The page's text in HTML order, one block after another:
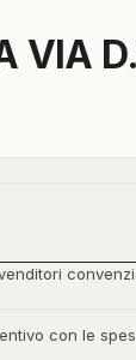
VIA
con le